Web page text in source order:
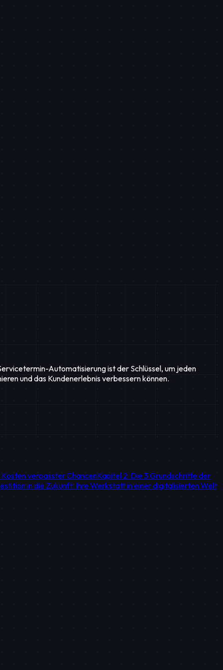
Automatisierung ist der Schlüssel, um jeden
und das Kundenerlebnis verbessern können.
verpasster ChancenKapitel 2: Die 3 Grundschritte der
in die Zukunft: Ihre Werkstatt in einer digitalisierten Welt